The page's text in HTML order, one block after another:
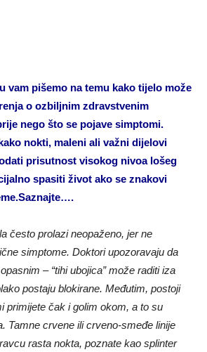
vam pišemo na temu kako tijelo može
o ozbiljnim zdravstvenim
nego što se pojave simptomi.
nokti, maleni ali važni dijelovi
prisutnost visokog nivoa lošeg
spasiti život ako se znakovi
često prolazi neopaženo, jer ne
simptome. Doktori upozoravaju da
– “tihi ubojica” može raditi iza
postaju blokirane. Međutim, postoji
primijete čak i golim okom, a to su
Tamne crvene ili crveno-smeđe linije
rasta nokta, poznate kao splinter